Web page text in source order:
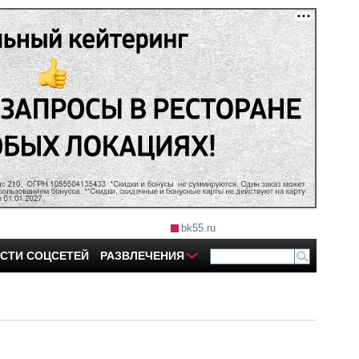
bk55.ru
СОЦСЕТЕЙ РАЗВЛЕЧЕНИЯ